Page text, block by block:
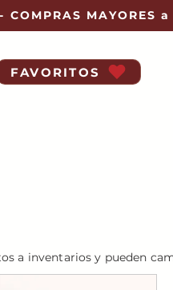
- COMPRAS
FAVORITOS
a inventarios y pueden